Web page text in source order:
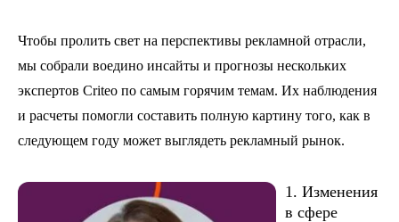
Чтобы пролить свет на перспективы рекламной отрасли,
мы собрали воедино инсайты и прогнозы нескольких
экспертов Criteo по самым горячим темам. Их наблюдения
и расчеты помогли составить полную картину того, как в
следующем году может выглядеть рекламный рынок.
1. Изменения
в сфере